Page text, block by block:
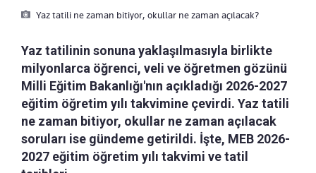
Yaz tatili ne zaman bitiyor, okullar ne zaman açılacak?
Yaz tatilinin sonuna yaklaşılmasıyla birlikte
milyonlarca öğrenci, veli ve öğretmen gözünü
Milli Eğitim Bakanlığı'nın açıkladığı 2026-2027
eğitim öğretim yılı takvimine çevirdi. Yaz tatili
ne zaman bitiyor, okullar ne zaman açılacak
soruları ise gündeme getirildi. İşte, MEB 2026-
2027 eğitim öğretim yılı takvimi ve tatil